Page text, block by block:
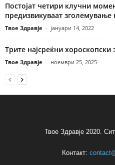
Постојат четири клучни
предизвикуваат зголемување
Твое Здравје - јануари 14, 2022
Трите најсреќни хороскопски
Твое Здравје - ноември 25, 2025
Твое Здравје 2020.
Контакт: